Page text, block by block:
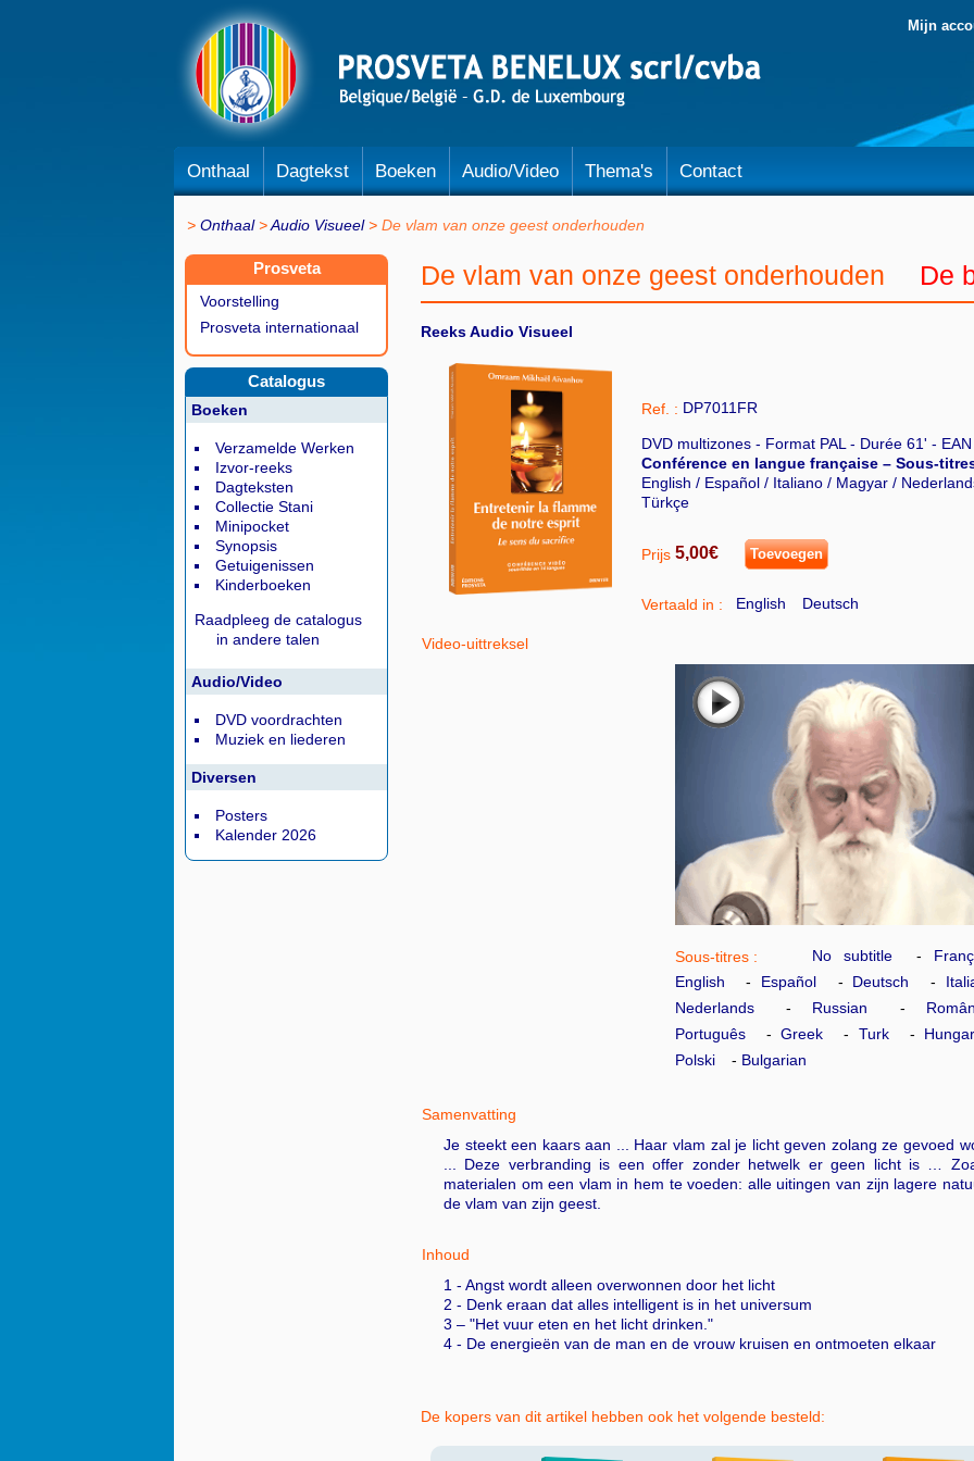
Mijn
Onthaal Dagtekst Boeken Audio/Video Thema's Contact
Onthaal Audio Visueel De vlam van onze geest onderhouden
Prosveta
Voorstelling
Prosveta internationaal
Catalogus
Boeken
Verzamelde Werken
Izvor-reeks
Dagteksten
Collectie Stani
Minipocket
Synopsis
Getuigenissen
Kinderboeken
Raadpleeg de catalogus
in andere talen
Audio/Video
DVD voordrachten
Muziek en liederen
Diversen
Posters
Kalender 2026
De vlam van onze geest onderhouden De
Reeks Audio Visueel
Ref. : DP7011FR
DVD multizones - Format PAL - Durée 61' -
Conférence en langue française – Sous-
English / Español / Italiano / Magyar /
Türkçe
Prijs 5,00€ Toevoegen
Vertaald in : English Deutsch
Video-uittreksel
Sous-titres : No subtitle
English
Español Deutsch
Nederlands
Russian
Português
Greek Turk
Polski
Bulgarian
Samenvatting
Je steekt een kaars aan ... Haar vlam zal je licht geven zolang ze gevoed
... Deze verbranding is een offer zonder hetwelk er geen licht is …
materialen om een vlam in hem te voeden: alle uitingen van zijn lagere
de vlam van zijn geest.
Inhoud
1 - Angst wordt alleen overwonnen door het licht
2 - Denk eraan dat alles intelligent is in het universum
3 – "Het vuur eten en het licht drinken."
4 - De energieën van de man en de vrouw kruisen en ontmoeten elkaar
De kopers van dit artikel hebben ook het volgende besteld: